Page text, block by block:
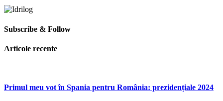
Subscribe & Follow
Articole recente
Primul meu vot în Spania pentru România: prezidențiale 2024